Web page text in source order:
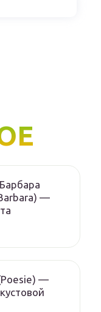
—
—